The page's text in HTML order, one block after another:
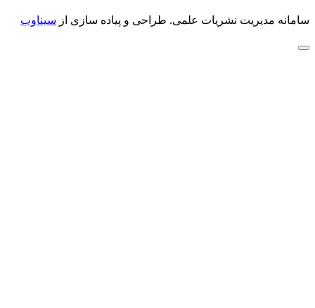
سامانه مدیریت نشریات علمی. طراحی و پیاده سازی از سیناوب